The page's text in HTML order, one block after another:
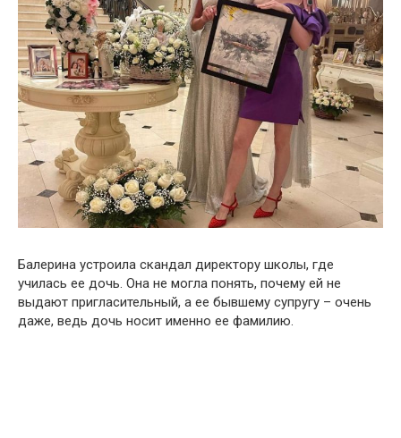
Балерина устроила скандал директору школы, где
училась ее дочь. Она не могла понять, почему ей не
выдают пригласительный, а ее бывшему супругу – очень
даже, ведь дочь носит именно ее фамилию.